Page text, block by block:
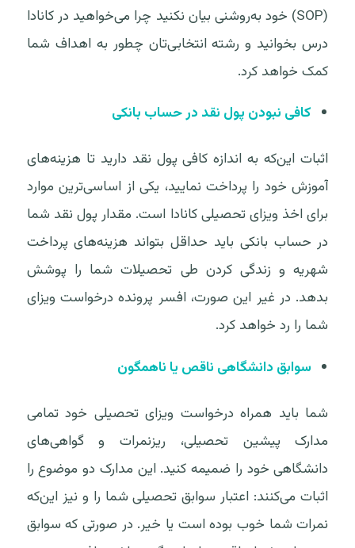
(SOP) خود به‌روشنی بیان نکنید چرا می‌خواهید در کانادا
درس بخوانید و رشته انتخابی‌تان چطور به اهداف شما
کمک خواهد کرد.
کافی نبودن پول نقد در حساب بانکی
اثبات این‌که به اندازه کافی پول نقد دارید تا هزینه‌های
آموزش خود را پرداخت نمایید، یکی از اساسی‌ترین موارد
برای اخذ ویزای تحصیلی کانادا است. مقدار پول نقد شما
در حساب بانکی باید حداقل بتواند هزینه‌های پرداخت
شهریه و زندگی کردن طی تحصیلات شما را پوشش
بدهد. در غیر این صورت، افسر پرونده درخواست ویزای
شما را رد خواهد کرد.
سوابق دانشگاهی ناقص یا ناهمگون
شما باید همراه درخواست ویزای تحصیلی خود تمامی
مدارک پیشین تحصیلی، ریزنمرات و گواهی‌های
دانشگاهی خود را ضمیمه کنید. این مدارک دو موضوع را
اثبات می‌کنند: اعتبار سوابق تحصیلی شما را و نیز این‌که
نمرات شما خوب بوده است یا خیر. در صورتی که سوابق